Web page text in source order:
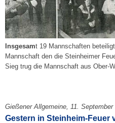
Insgesamt 19 Mannschaften
Mannschaft den die Steinheimer
Sieg trug die Mannschaft aus Ober-
Gießener Allgemeine, 11. September
Gestern in Steinheim-Feuer